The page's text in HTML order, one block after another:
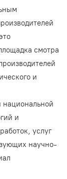
смотра
и
национальной
и
услуг
научно-